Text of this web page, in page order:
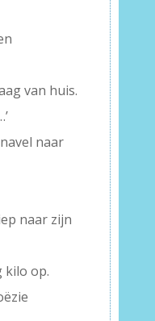
van huis.
naar
naar zijn
kilo op.